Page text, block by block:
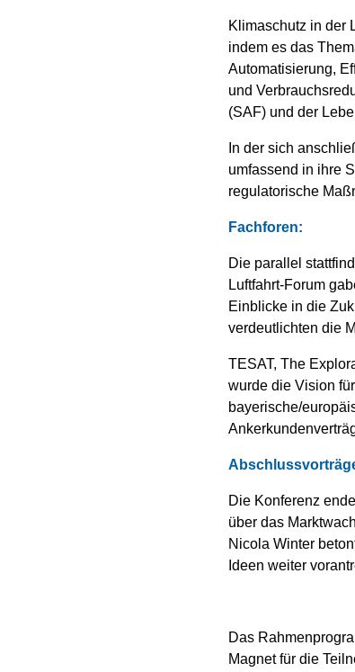
Klimaschutz in der
indem es das
Automatisierung,
und
(SAF) und der
In der sich
umfassend in ihre
regulatorische
Fachforen:
Die parallel
Luftfahrt-Forum
Einblicke in die
verdeutlichten die
TESAT, The
wurde die Vision
bayerische/
Die Konferenz
über das
Nicola Winter
Ideen weiter
Das
Magnet für die